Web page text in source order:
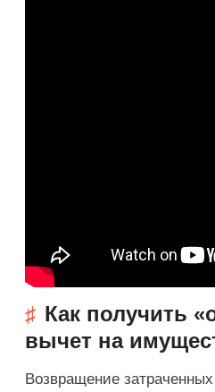
Как получить
вычет на
Возвращение